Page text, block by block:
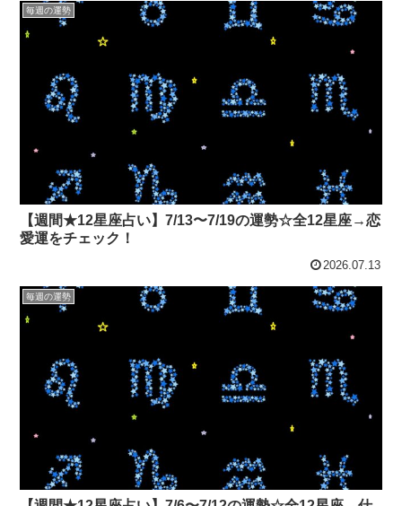
毎週の運勢
【週間★12星座占い】7/13〜7/19の運勢☆全12星座→恋
愛運をチェック！
2026.07.13
毎週の運勢